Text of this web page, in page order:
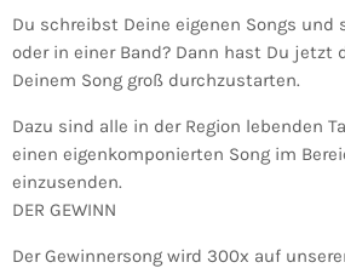
Du schreibst Deine eigenen Songs und
oder in einer Band? Dann hast Du jetzt
Deinem Song groß durchzustarten.
Dazu sind alle in der Region lebenden
einen eigenkomponierten Song im
einzusenden.
DER GEWINN
Der Gewinnersong wird 300x auf